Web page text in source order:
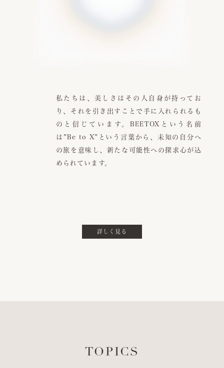
私たちは、美しさはその人自身が持ってお
り、それを引き出すことで手に入れられるも
のと信じています。BEETOXという名前
は”Be to X”という言葉から、未知の自分へ
の旅を意味し、新たな可能性への探求心が込
められています。
詳しく見る
TOPICS